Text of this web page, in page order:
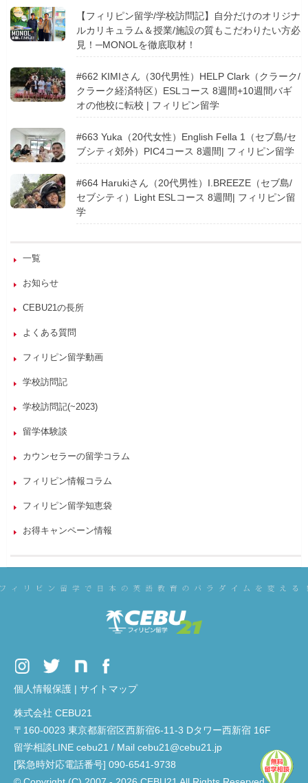
【フィリピン留学/学校訪問記】自分だけのオリジナ
ルカリキュラム＆授業/施設の質もこだわりたい方必
見！─MONOLを徹底取材！
#662 KIMIさん（30代男性）HELP Clark（クラーク/
クラーク経済特区）ESLコース 8週間+10週間バギ
オの他校に転校 | フィリピン留学
#663 Yuka（20代女性）English Fella 1（セブ島/セ
ブシティ郊外）PIC4コース 8週間| フィリピン留学
#664 Harukiさん（20代男性）I.BREEZE（セブ島/
セブシティ）Light ESLコース 8週間| フィリピン留
学
一覧
お知らせ
CEBU21の長所
よくある質問
フィリピン留学動画
学校訪問記
学校訪問記(~2023)
留学体験談
カウンセラーの留学コラム
フィリピン情報コラム
フィリピン留学知恵袋
お得キャンペーン情報
個人情報保護 | サイトマップ
株式会社 CEBU21
〒160-0023 東京都新宿区西新宿6-11-3 Dタワー西新宿 16F
留学相談LINE cebu21 / Mail cebu21@cebu21.jp
[緊急時対応電話番号] 090-6541-9738